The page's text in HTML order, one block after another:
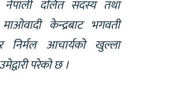
नेपाली दलित सदस्य तथा
केन्द्रबाट भगवती
निर्मल आचार्यको खुल्ला
परेको छ ।